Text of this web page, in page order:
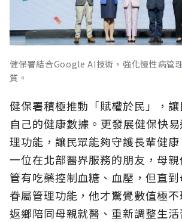
健保署結合Google AI技術，強化慢性病管
質。
健保署積極推動「賦權於民」，
自己的健康數據。更發展健保快
理功能，讓民眾能夠守護長輩健康
一位在北部醫界服務的朋友，母
管有吃藥控制血糖、血壓，但直
眷屬管理功能，他才驚覺數值極
返鄉陪同母親就醫、重新調整生